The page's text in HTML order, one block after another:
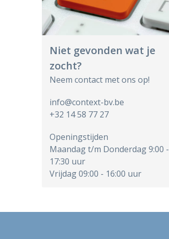
Niet gevonden wat je
zocht?
Neem contact met ons op!
info@context-bv.be
+32 14 58 77 27
Openingstijden
Maandag t/m Donderdag 9:00 -
17:30 uur
Vrijdag 09:00 - 16:00 uur